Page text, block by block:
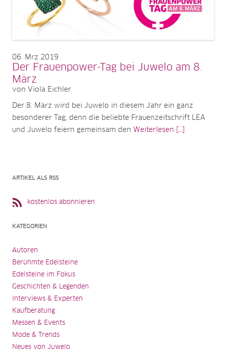
06 Mrz 2019
Der Frauenpower-Tag bei Juwelo am 8.
März
von Viola Eichler
Der 8. März wird bei Juwelo in diesem Jahr ein ganz
besonderer Tag, denn die beliebte Frauenzeitschrift LEA
und Juwelo feiern gemeinsam den Weiterlesen [...]
ARTIKEL ALS RSS
kostenlos abonnieren
KATEGORIEN
Autoren
Berühmte Edelsteine
Edelsteine im Fokus
Geschichten & Legenden
Interviews & Experten
Kaufberatung
Messen & Events
Mode & Trends
Neues von Juwelo